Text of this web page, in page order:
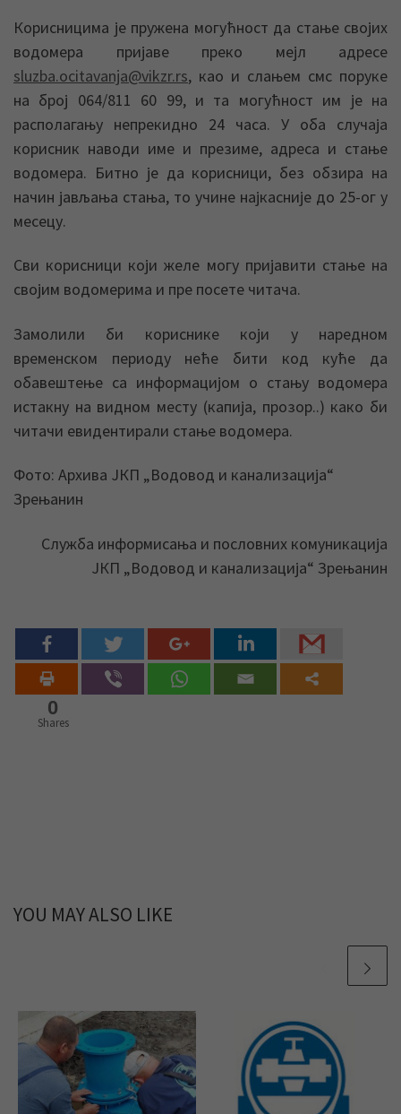
Корисницима је пружена могућност да стање својих
водомера пријаве преко мејл адресе
sluzba.ocitavanja@vikzr.rs, као и слањем смс поруке
на број 064/811 60 99, и та могућност им је на
располагању непрекидно 24 часа. У оба случаја
корисник наводи име и презиме, адреса и стање
водомера. Битно је да корисници, без обзира на
начин јављања стања, то учине најкасније до 25-ог у
месецу.
Сви корисници који желе могу пријавити стање на
својим водомерима и пре посете читача.
Замолили би кориснике који у наредном
временском периоду неће бити код куће да
обавештење са информацијом о стању водомера
истакну на видном месту (капија, прозор..) како би
читачи евидентирали стање водомера.
Фото: Архива ЈКП „Водовод и канализација“
Зрењанин
Служба информисања и пословних комуникација
ЈКП „Водовод и канализација“ Зрењанин
0
Shares
YOU MAY ALSO LIKE